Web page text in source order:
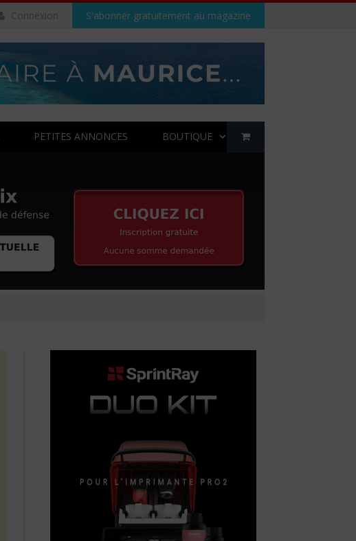
S'abonner gratuitement au magazine
Connexion
PETITES ANNONCES BOUTIQUE